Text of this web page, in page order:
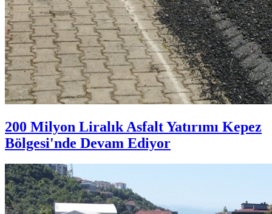
200 Milyon Liralık Asfalt Yatırımı Kepez
Bölgesi'nde Devam Ediyor